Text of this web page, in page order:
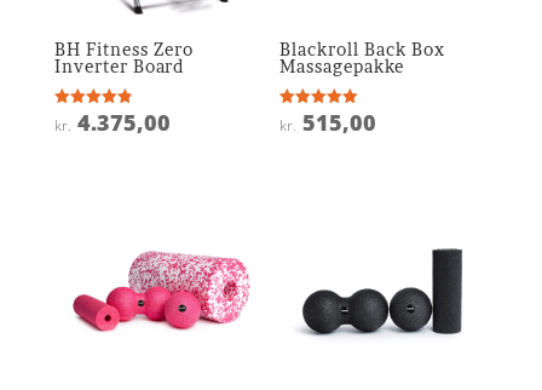
BH Fitness Zero
Inverter Board
Vurderet
4.9
kr. 4.375,00
Blackroll Back Box
Massagepakke
Vurderet
5
kr. 515,00